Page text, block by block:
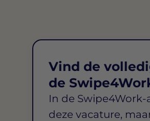
Vind de
de
In de
deze vacature,